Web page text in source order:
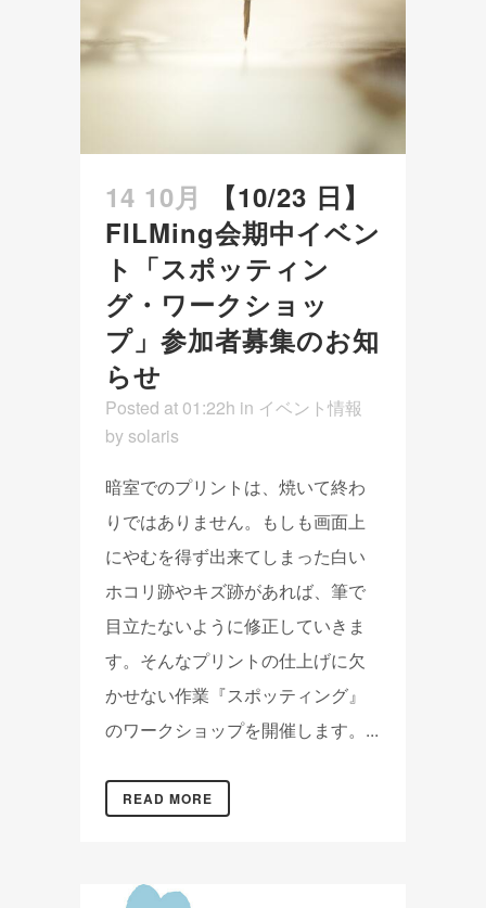
14 10月
【10/23 日】
FILMing会期中イベン
ト「スポッティン
グ・ワークショッ
プ」参加者募集のお知
らせ
Posted at 01:22h in イベント情報
by solaris
暗室でのプリントは、焼いて終わ
りではありません。もしも画面上
にやむを得ず出来てしまった白い
ホコリ跡やキズ跡があれば、筆で
目立たないように修正していきま
す。そんなプリントの仕上げに欠
かせない作業『スポッティング』
のワークショップを開催します。...
READ MORE